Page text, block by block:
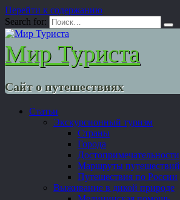
Перейти к содержанию
Search for:
Мир Туриста
Сайт о путешествиях
Статьи
Экскурсионный туризм
Страны
Города
Достопримечательности
Маршруты путешествий
Путешествия по России
Выживание в дикой природе